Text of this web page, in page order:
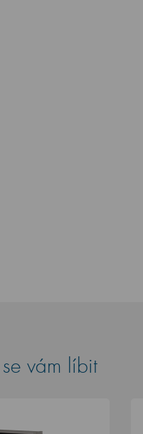
vám líbit